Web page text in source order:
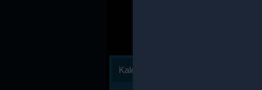
Kalóriaszámlálás